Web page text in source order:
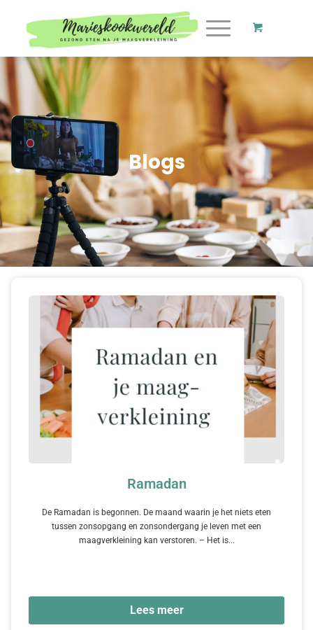
Blogs
Ramadan
De Ramadan is begonnen. De maand waarin je het niets eten
tussen zonsopgang en zonsondergang je leven met een
maagverkleining kan verstoren. – Het is...
Lees meer